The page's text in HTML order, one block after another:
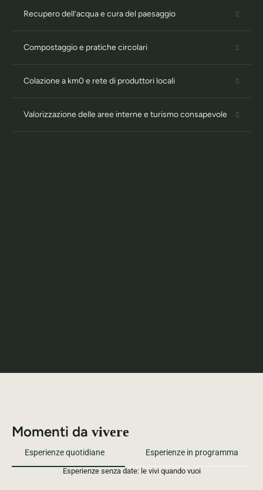
Recupero dell’acqua e cura del paesaggio
Compostaggio e pratiche circolari
Colazione a km0 e rete di produttori locali
Valorizzazione delle aree interne e turismo consapevole
Momenti da vivere
Esperienze quotidiane Esperienze in programma
Esperienze senza date: le vivi quando vuoi